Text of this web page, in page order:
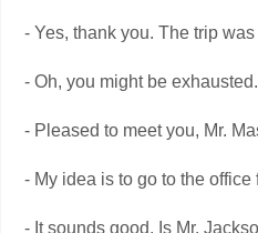
- Yes, thank you. The trip
- Oh, you might be
- Pleased to meet you, Mr.
- My idea is to go to the
- It sounds good. Is Mr.